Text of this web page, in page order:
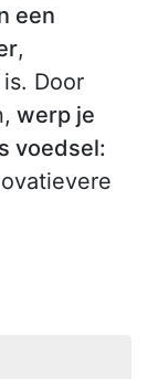
een
,
Door
werp je
voedsel: